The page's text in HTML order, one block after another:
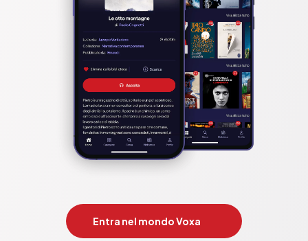
Entra nel mondo Voxa